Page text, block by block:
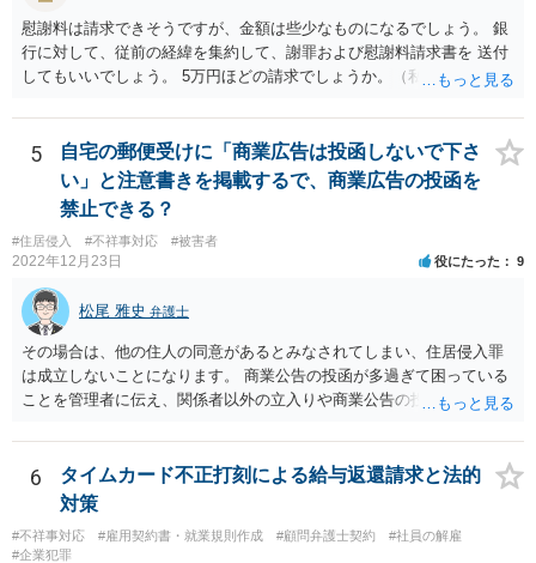
慰謝料は請求できそうですが、金額は些少なものになるでしょう。 銀
行に対して、従前の経緯を集約して、謝罪および慰謝料請求書を 送付
してもいいでしょう。 5万円ほどの請求でしょうか。（私見）
5
自宅の郵便受けに「商業広告は投函しないで下さ
い」と注意書きを掲載するで、商業広告の投函を
禁止できる？
#住居侵入 #不祥事対応 #被害者
2022年12月23日 役にたった 9
松尾 雅史 弁護士
その場合は、他の住人の同意があるとみなされてしまい、住居侵入罪
は成立しないことになります。 商業公告の投函が多過ぎて困っている
ことを管理者に伝え、関係者以外の立入りや商業公告の投函を禁ずる
6
タイムカード不正打刻による給与返還請求と法的
対策
#不祥事対応 #雇用契約書・就業規則作成 #顧問弁護士契約
#社員の解雇
#企業犯罪